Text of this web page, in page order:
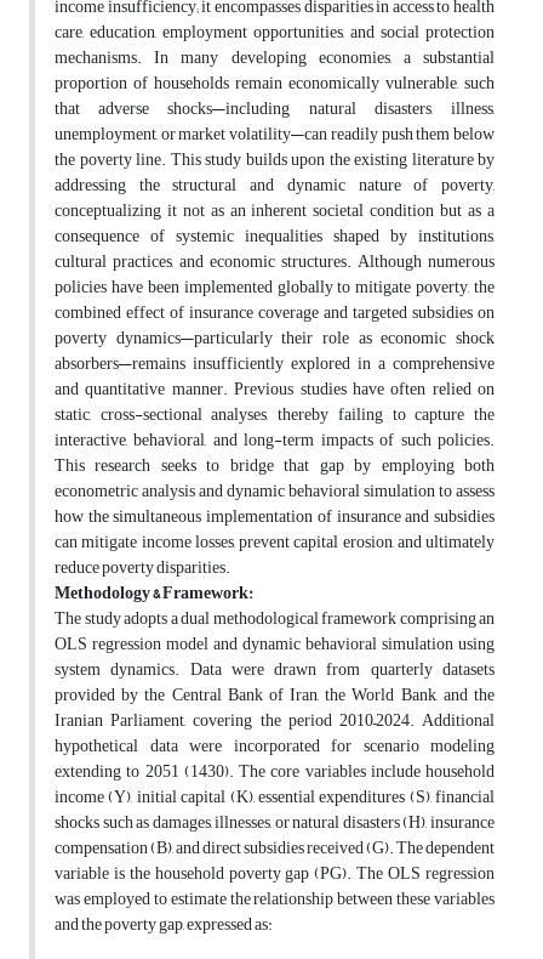
income insufficiency; it encompasses disparities in access to health
care, education, employment opportunities, and social protection
mechanisms. In many developing economies, a substantial
proportion of households remain economically vulnerable, such
that adverse shocks—including natural disasters, illness,
unemployment, or market volatility—can readily push them below
the poverty line. This study builds upon the existing literature by
addressing the structural and dynamic nature of poverty,
conceptualizing it not as an inherent societal condition but as a
consequence of systemic inequalities shaped by institutions,
cultural practices, and economic structures. Although numerous
policies have been implemented globally to mitigate poverty, the
combined effect of insurance coverage and targeted subsidies on
poverty dynamics—particularly their role as economic shock
absorbers—remains insufficiently explored in a comprehensive
and quantitative manner. Previous studies have often relied on
static, cross-sectional analyses, thereby failing to capture the
interactive, behavioral, and long-term impacts of such policies.
This research seeks to bridge that gap by employing both
econometric analysis and dynamic behavioral simulation to assess
how the simultaneous implementation of insurance and subsidies
can mitigate income losses, prevent capital erosion, and ultimately
reduce poverty disparities.
Methodology & Framework:
The study adopts a dual methodological framework comprising an
OLS regression model and dynamic behavioral simulation using
system dynamics. Data were drawn from quarterly datasets
provided by the Central Bank of Iran, the World Bank, and the
Iranian Parliament, covering the period 2010–2024. Additional
hypothetical data were incorporated for scenario modeling
extending to 2051 (1430). The core variables include household
income (Y), initial capital (K), essential expenditures (S), financial
shocks such as damages, illnesses, or natural disasters (H), insurance
compensation (B), and direct subsidies received (G). The dependent
variable is the household poverty gap (PG). The OLS regression
was employed to estimate the relationship between these variables
and the poverty gap, expressed as: